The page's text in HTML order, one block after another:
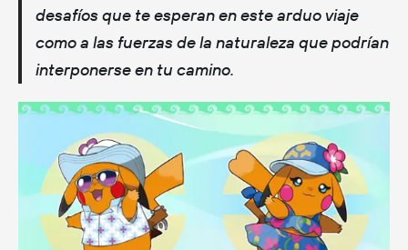
desafíos que te esperan en este arduo viaje
como a las fuerzas de la naturaleza que podrían
interponerse en tu camino.